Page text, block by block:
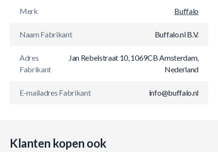
Merk Buffalo
Naam Fabrikant Buffalo.nl B.V.
Adres
Fabrikant
Jan Rebelstraat 10, 1069CB Amsterdam,
Nederland
E-mailadres Fabrikant info@buffalo.nl
Klanten kopen ook